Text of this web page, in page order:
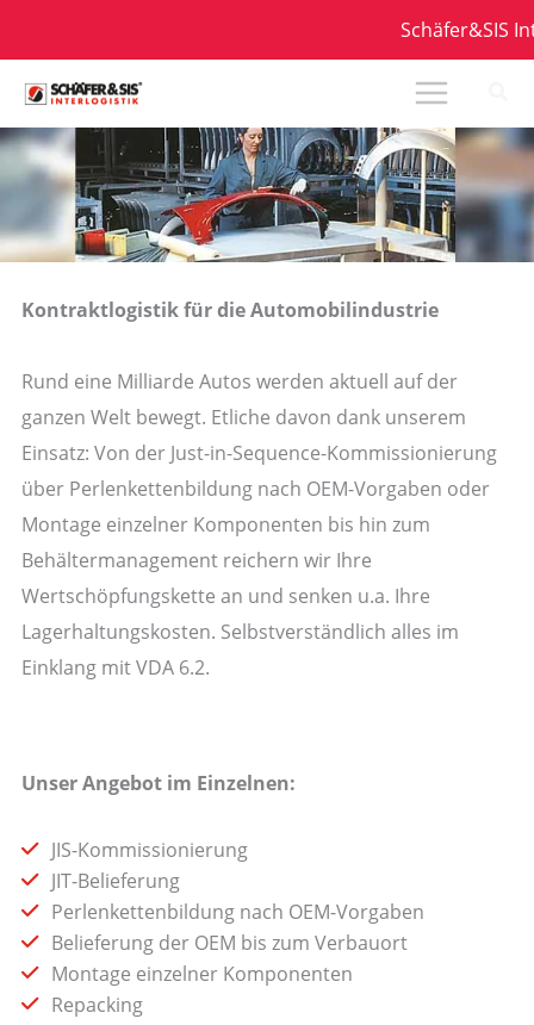
springen
Schäfer&SIS
Kontraktlogistik für die Automobilindustrie
Rund eine Milliarde Autos werden aktuell auf der
ganzen Welt bewegt. Etliche davon dank unserem
Einsatz: Von der Just-in-Sequence-Kommissionierung
über Perlenkettenbildung nach OEM-Vorgaben oder
Montage einzelner Komponenten bis hin zum
Behältermanagement reichern wir Ihre
Wertschöpfungskette an und senken u.a. Ihre
Lagerhaltungskosten. Selbstverständlich alles im
Einklang mit VDA 6.2.
Unser Angebot im Einzelnen:
JIS-Kommissionierung
JIT-Belieferung
Perlenkettenbildung nach OEM-Vorgaben
Belieferung der OEM bis zum Verbauort
Montage einzelner Komponenten
Repacking